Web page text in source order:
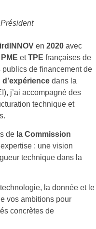
en 2020 avec
PME etTPE françaises de
de financement de
d’expérience dans la
j’ai accompagné des
technique et
de la Commission
: une vision
technique dans la
la donnée et le
vos ambitions pour
concrètes de